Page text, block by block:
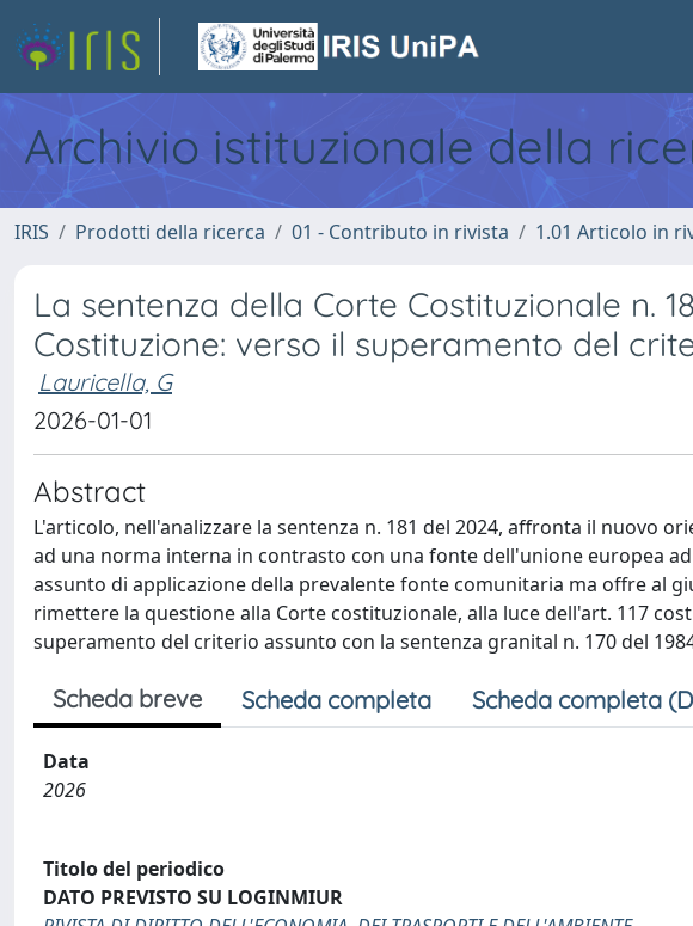
Archivio istituzionale della
IRIS Prodotti della ricerca 01 - Contributo in rivista 1.01 Articolo in
La sentenza della Corte Costituzionale n.
Costituzione: verso il superamento del
Lauricella, G
2026-01-01
Abstract
L'articolo, nell'analizzare la sentenza n. 181 del 2024, affronta il nuovo
ad una norma interna in contrasto con una fonte dell'unione europea
assunto di applicazione della prevalente fonte comunitaria ma offre al
rimettere la questione alla Corte costituzionale, alla luce dell'art. 117
superamento del criterio assunto con la sentenza granital n. 170 del
Scheda breve Scheda completa Scheda completa
Data
2026
Titolo del periodico
DATO PREVISTO SU LOGINMIUR